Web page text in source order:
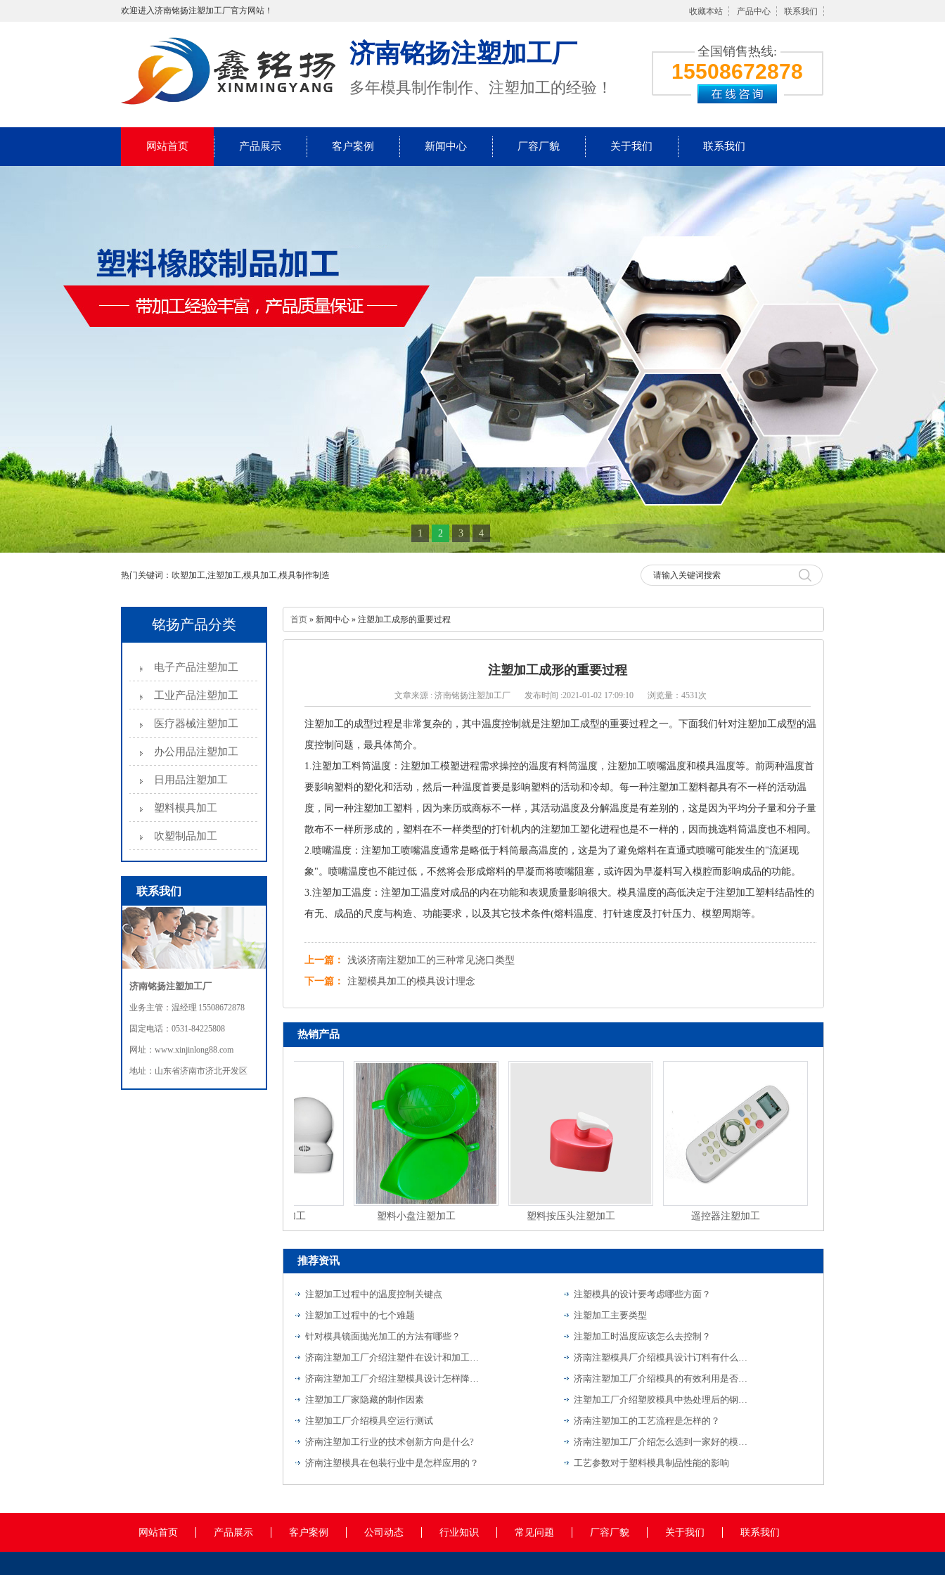
收藏本站 产品中心 联系我们
欢迎进入济南铭扬注塑加工厂官方网站！
济南铭扬注塑加工厂
多年模具制作制作、注塑加工的经验！
全国销售热线:
15508672878
网站首页 产品展示 客户案例 新闻中心 厂容厂貌 关于我们 联系我们
1 2 3 4
热门关键词：吹塑加工,注塑加工,模具加工,模具制作制造
铭扬产品分类
电子产品注塑加工
工业产品注塑加工
医疗器械注塑加工
办公用品注塑加工
日用品注塑加工
塑料模具加工
吹塑制品加工
联系我们
济南铭扬注塑加工厂
业务主管：温经理 15508672878
固定电话：0531-84225808
网址：www.xinjinlong88.com
地址：山东省济南市济北开发区
首页 » 新闻中心 » 注塑加工成形的重要过程
注塑加工成形的重要过程
文章来源 : 济南铭扬注塑加工厂 发布时间 :2021-01-02 17:09:10 浏览量：4531次
注塑加工的成型过程是非常复杂的，其中温度控制就是注塑加工成型的重要过程之一。下面我们针对注塑加工成型的温
度控制问题，最具体简介。
1.注塑加工料筒温度：注塑加工模塑进程需求操控的温度有料筒温度，注塑加工喷嘴温度和模具温度等。前两种温度首
要影响塑料的塑化和活动，然后一种温度首要是影响塑料的活动和冷却。每一种注塑加工塑料都具有不一样的活动温
度，同一种注塑加工塑料，因为来历或商标不一样，其活动温度及分解温度是有差别的，这是因为平均分子量和分子量
散布不一样所形成的，塑料在不一样类型的打针机内的注塑加工塑化进程也是不一样的，因而挑选料筒温度也不相同。
2.喷嘴温度：注塑加工喷嘴温度通常是略低于料筒最高温度的，这是为了避免熔料在直通式喷嘴可能发生的"流涎现
象"。喷嘴温度也不能过低，不然将会形成熔料的早凝而将喷嘴阻塞，或许因为早凝料写入模腔而影响成品的功能。
3.注塑加工温度：注塑加工温度对成品的内在功能和表观质量影响很大。模具温度的高低决定于注塑加工塑料结晶性的
有无、成品的尺度与构造、功能要求，以及其它技术条件(熔料温度、打针速度及打针压力、模塑周期等。
上一篇：
浅谈济南注塑加工的三种常见浇口类型
下一篇：
注塑模具加工的模具设计理念
热销产品
塑料小盘注塑加工 塑料按压头注塑加工 遥控器注塑加工
推荐资讯
注塑加工过程中的温度控制关键点
注塑模具的设计要考虑哪些方面？
注塑加工过程中的七个难题
注塑加工主要类型
针对模具镜面抛光加工的方法有哪些？
注塑加工时温度应该怎么去控制？
济南注塑加工厂介绍注塑件在设计和加工过程中的注意事项
济南注塑模具厂介绍模具设计订料有什么规则
济南注塑加工厂介绍注塑模具设计怎样降低停机做好检修？
济南注塑加工厂介绍模具的有效利用是否有效保养是关键
注塑加工厂家隐藏的制作因素
注塑加工厂介绍塑胶模具中热处理后的钢料大水磨特点
注塑加工厂介绍模具空运行测试
济南注塑加工的工艺流程是怎样的？
济南注塑加工行业的技术创新方向是什么?
济南注塑加工厂介绍怎么选到一家好的模具制造厂家呢？
济南注塑模具在包装行业中是怎样应用的？
工艺参数对于塑料模具制品性能的影响
网站首页 产品展示 客户案例 公司动态 行业知识 常见问题 厂容厂貌 关于我们 联系我们